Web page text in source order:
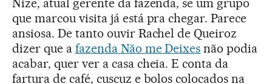
Nize, atual gerente da fazenda, se um grupo
que marcou visita já está pra chegar. Parece
ansiosa. De tanto ouvir Rachel de Queiroz
dizer que a fazenda Não me Deixes não podia
acabar, quer ver a casa cheia. E conta da
fartura de café, cuscuz e bolos colocados na